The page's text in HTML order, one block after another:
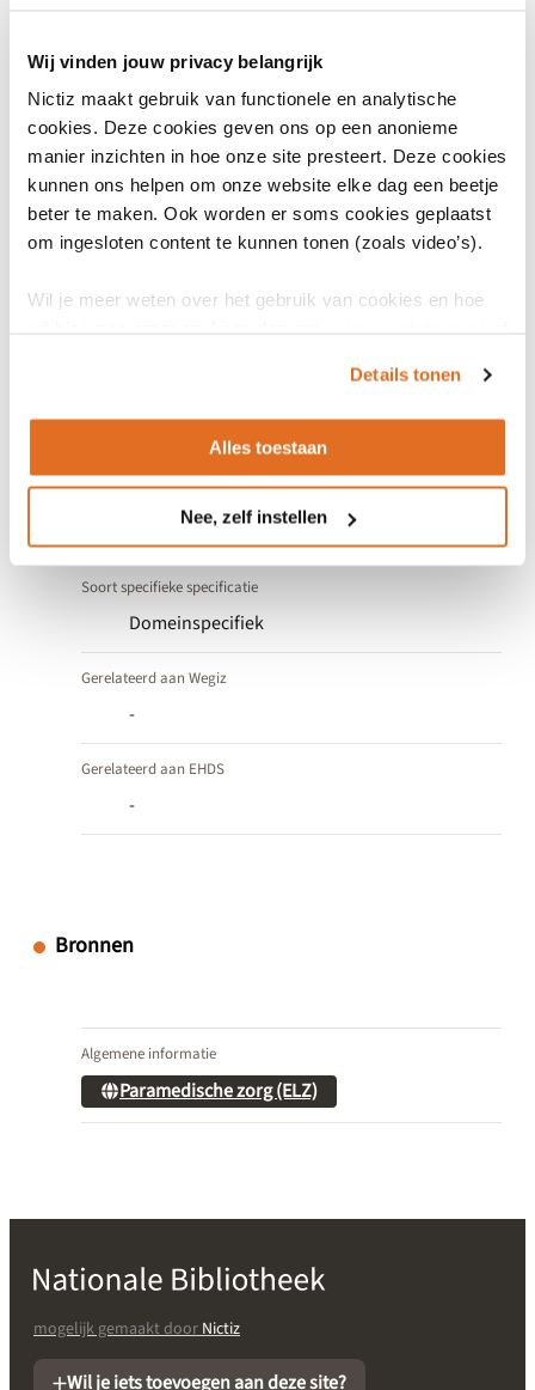
Wij vinden jouw privacy belangrijk
Nictiz maakt gebruik van functionele en analytische
cookies. Deze cookies geven ons op een anonieme
manier inzichten in hoe onze site presteert. Deze cookies
kunnen ons helpen om onze website elke dag een beetje
beter te maken. Ook worden er soms cookies geplaatst
om ingesloten content te kunnen tonen (zoals video’s).
Wil je meer weten over het gebruik van cookies en hoe
Details tonen
Alles toestaan
Nee, zelf instellen
Use case
Huisarts verwijst
naar paramedicus
0.2.0-beta.1
Samenwerking in de
eerstelijns zorg.
Indeling
Usecase specifieke specificatie
Soort specifieke specificatie
Domeinspecifiek
Gerelateerd aan Wegiz
-
Gerelateerd aan EHDS
-
Bronnen
Algemene informatie
Paramedische zorg (ELZ)
mogelijk gemaakt doorNictiz
Wil je iets toevoegen aan deze site?